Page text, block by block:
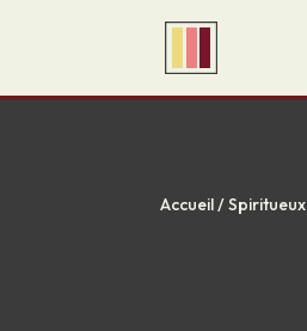
Accueil/Spiritueux